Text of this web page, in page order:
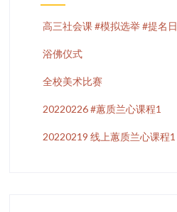
高三社会课 #模拟选举 #提名日
浴佛仪式
全校美术比赛
20220226 #蕙质兰心课程1
20220219 线上蕙质兰心课程1